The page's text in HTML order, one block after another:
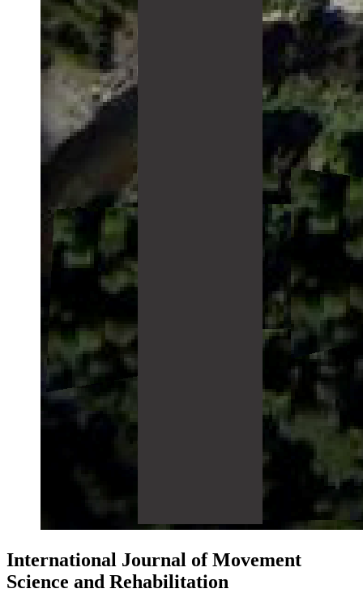
International Journal of Movement
Science and Rehabilitation